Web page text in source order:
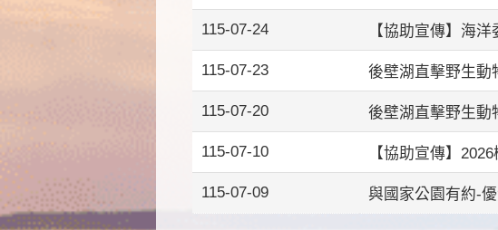
115-07-24 【協助宣傳】海
115-07-23 後壁湖直擊野生動
115-07-20 後壁湖直擊野生動
115-07-10 【協助宣傳】
115-07-09 與國家公園有約-